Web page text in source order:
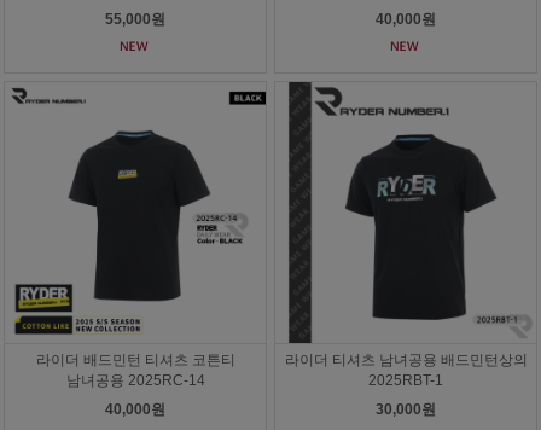
55,000원
40,000원
라이더 배드민턴 티셔츠 코튼티
남녀공용 2025RC-14
40,000원
라이더 티셔츠 남녀공용 배드민턴상의
2025RBT-1
30,000원